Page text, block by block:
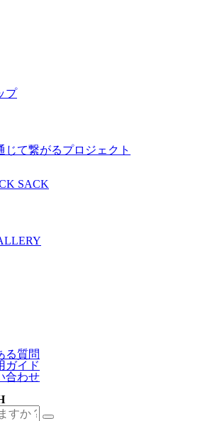
プ
て繋がるプロジェクト
SACK
る質問
ガイド
合わせ